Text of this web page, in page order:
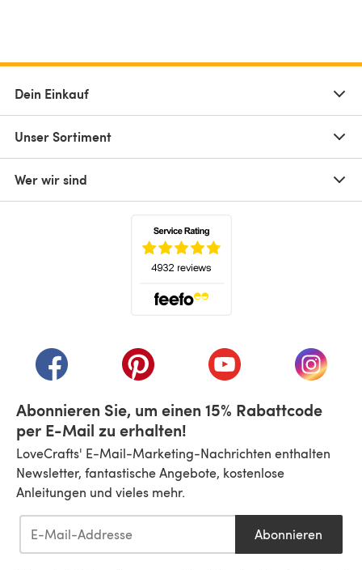
Dein Einkauf
Unser Sortiment
Wer wir sind
(öffnet sich in einem neuen Tab)
(öffnet sich in einem neuen Tab)
(öffnet sich in einem
(öffnet
Abonnieren Sie, um einen 15% Rabattcode
per E-Mail zu erhalten!
LoveCrafts' E-Mail-Marketing-Nachrichten enthalten
Newsletter, fantastische Angebote, kostenlose
Anleitungen und vieles mehr.
Abonnieren